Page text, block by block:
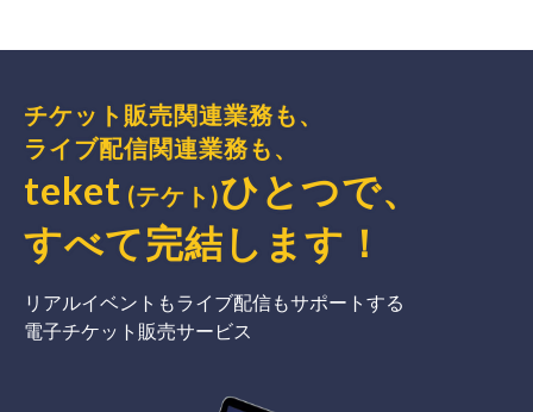
チケット販売関連業務も、
ライブ配信関連業務も、
teket (テケト)ひとつで、
すべて完結 します ！
リアルイベントもライブ配信もサポートする
電子チケット販売サービス